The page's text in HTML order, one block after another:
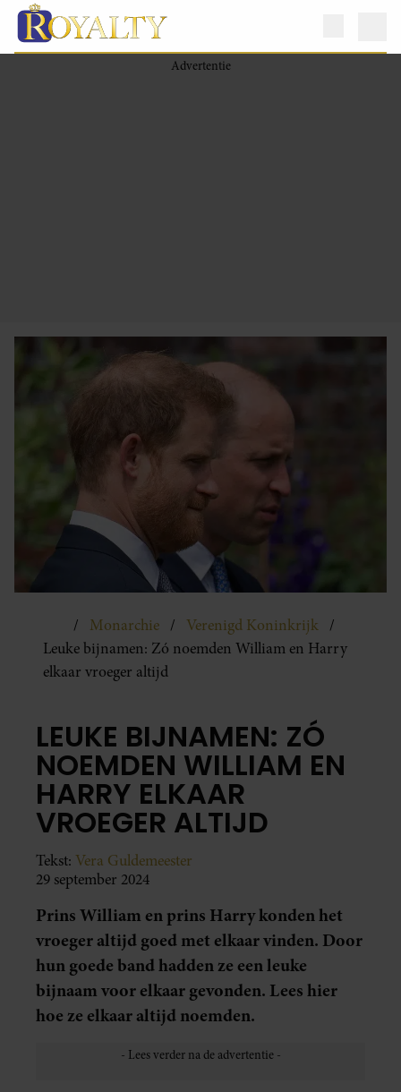
Monarchie
Verenigd Koninkrijk
Leuke bijnamen: Zó noemden William en Harry
elkaar vroeger altijd
LEUKE BIJNAMEN: ZÓ
NOEMDEN WILLIAM EN
HARRY ELKAAR
VROEGER ALTIJD
Tekst: Vera Guldemeester
29 september 2024
Prins William en prins Harry konden het
vroeger altijd goed met elkaar vinden. Door
hun goede band hadden ze een leuke
bijnaam voor elkaar gevonden. Lees hier
hoe ze elkaar altijd noemden.